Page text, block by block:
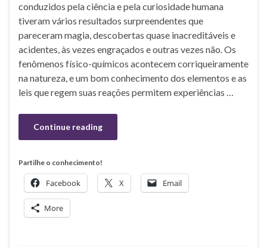
conduzidos pela ciência e pela curiosidade humana
tiveram vários resultados surpreendentes que
pareceram magia, descobertas quase inacreditáveis e
acidentes, às vezes engraçados e outras vezes não. Os
fenômenos físico-químicos acontecem corriqueiramente
na natureza, e um bom conhecimento dos elementos e as
leis que regem suas reações permitem experiências …
Continue reading
Partilhe o conhecimento!
Facebook X Email
More